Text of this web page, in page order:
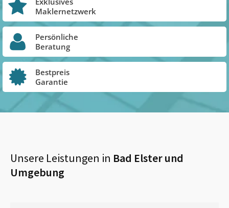
Maklernetzwerk
Persönliche
Beratung
Bestpreis
Garantie
Unsere Leistungen in Bad Elsterund
Umgebung